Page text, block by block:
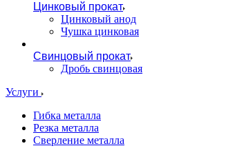
Цинковый прокат
Цинковый анод
Чушка цинковая
Свинцовый прокат
Дробь свинцовая
Услуги
Гибка металла
Резка металла
Сверление металла